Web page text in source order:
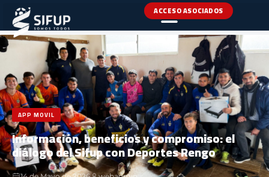
ACCESO ASOCIADOS
INICIO›NOTICIAS
APP MOVIL
Información, beneficios y compromiso: el
diálogo del Sifup con Deportes Rengo